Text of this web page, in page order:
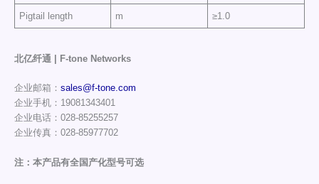
Pigtail length m ≥1.0
北亿纤通 | F-tone Networks
企业邮箱： sales@f-tone.com
企业手机：19081343401
企业电话：028-85255257
企业传真：028-85977702
注：本产品有全国产化型号可选